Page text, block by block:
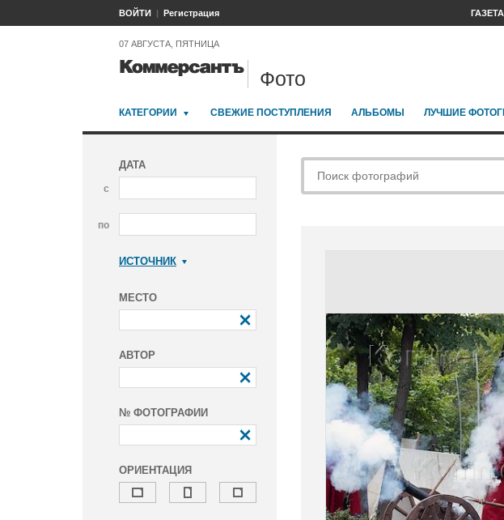
ВОЙТИ Регистрация ГАЗЕТА
07 АВГУСТА, ПЯТНИЦА
Фото
КАТЕГОРИИ СВЕЖИЕ ПОСТУПЛЕНИЯ АЛЬБОМЫ ЛУЧШИЕ
ДАТА
с
по
ИСТОЧНИК
МЕСТО
АВТОР
№ ФОТОГРАФИИ
ОРИЕНТАЦИЯ